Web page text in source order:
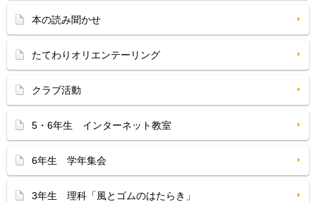
本の読み聞かせ
たてわりオリエンテーリング
クラブ活動
5・6年生 インターネット教室
6年生 学年集会
3年生 理科「風とゴムのはたらき」